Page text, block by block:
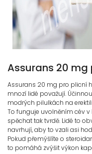
Assurans 20 mg
Assurans 20 mg pro plicní
mnozí lidé považují.
modrých pilulkách na
To funguje uvolněním cév v
spěchat tak tvrdě. Lidé to
navrhují, aby to vzali asi
Pokud přemýšlíte o
to pomáhá zvýšit výkon